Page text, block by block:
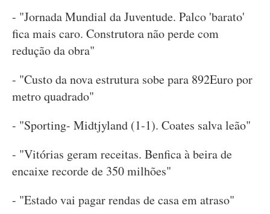
- "Jornada Mundial da Juventude. Palco 'barato'
fica mais caro. Construtora não perde com
redução da obra"
- "Custo da nova estrutura sobe para 892Euro por
metro quadrado"
- "Sporting- Midtjyland (1-1). Coates salva leão"
- "Vitórias geram receitas. Benfica à beira de
encaixe recorde de 350 milhões"
- "Estado vai pagar rendas de casa em atraso"